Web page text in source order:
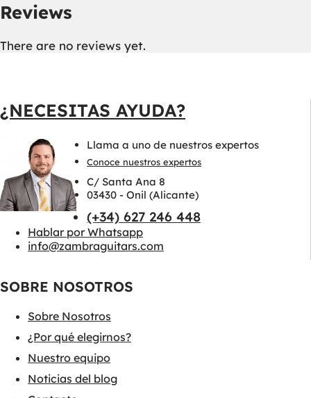
Reviews
There are no reviews yet.
¿NECESITAS AYUDA?
Llama a uno de nuestros expertos
Conoce nuestros expertos
C/ Santa Ana 8
03430 - Onil (Alicante)
(+34) 627 246 448
Hablar por Whatsapp
info@zambraguitars.com
SOBRE NOSOTROS
Sobre Nosotros
¿Por qué elegirnos?
Nuestro equipo
Noticias del blog